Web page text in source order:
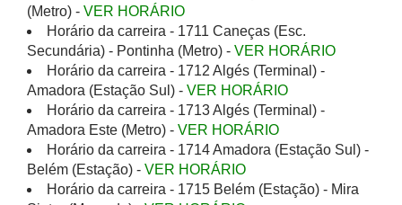
(Metro) - VER HORÁRIO
Horário da carreira - 1711 Caneças (Esc.
Secundária) - Pontinha (Metro) - VER HORÁRIO
Horário da carreira - 1712 Algés (Terminal) -
Amadora (Estação Sul) - VER HORÁRIO
Horário da carreira - 1713 Algés (Terminal) -
Amadora Este (Metro) - VER HORÁRIO
Horário da carreira - 1714 Amadora (Estação Sul) -
Belém (Estação) - VER HORÁRIO
Horário da carreira - 1715 Belém (Estação) - Mira